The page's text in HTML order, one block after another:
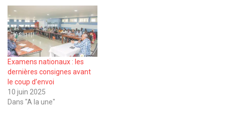
Examens nationaux : les
dernières consignes avant
le coup d’envoi
10 juin 2025
Dans "A la une"